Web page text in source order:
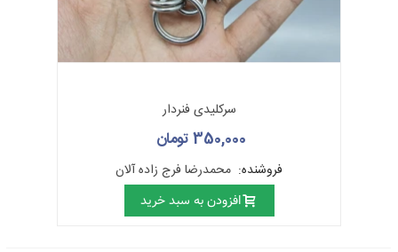
در مورد زیرساخت‌های ساده محصولات فلزییا محصولات تولید شده از
آلیاژها (همچون برنج، مس، روی، مفرغ، قلع، ورشو، نیکل، روی) باید موارد
زیر را مدنظر قرار دارد:
مواد اولیه‌ی مرغوب شرط اصلی بوده و ورقه یا گرده‌ی فلزی مورد
استفاده باید عاری از هرگونه ضایعات و ناصافی بوده و ضمنا مواد
ناخالص نیز در حداقل ممکن باشد.
سرکلیدی فنردار
350,000 تومان
فروشنده: محمدرضا فرج زاده آلان
افزودن به سبد خرید